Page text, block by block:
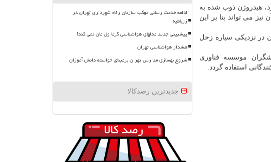
هیدروژن ذوب شده به
می تواند بنا بر این
در نزدیکی سیاره زحل
از پژوهشگران موسسه فناوری
ادامه خدمت رسانی موکب سازمان رفاه شهرداری تهران در
زرباطیه
پیشبینی جدید مدلهای هواشناسی گرما ول مان نمی کند!
هشدار هواشناسی تهران
شروع بهسازی مدارس تهران برمبنای خواسته دانش آموزان
جدیدترین رصدکالا